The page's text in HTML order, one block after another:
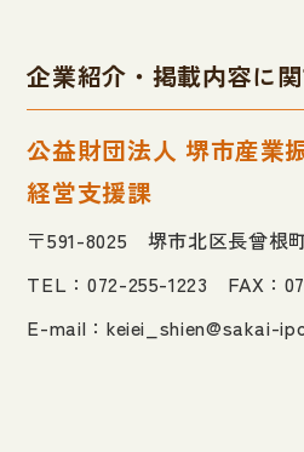
企業紹介・掲載内容に
公益財団法人 堺市産業
経営支援課
〒591-8025 堺市北区長曾根
TEL：072-255-1223 FAX：
E-mail： keiei_shien@sakai-